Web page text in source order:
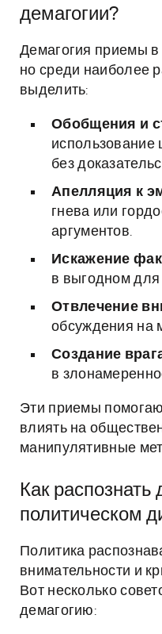
демагогии?
Демагогия приемы в
но среди наиболее
выделить:
Обобщения и
использование
без
Апелляция к
гнева или
аргументов.
Искажение
в выгодном для
Отвлечение
обсуждения на
Создание
в
Эти приемы
влиять на
манипулятивные
Как распознать
политическом
Политика
внимательности и
Вот несколько
демагогию: